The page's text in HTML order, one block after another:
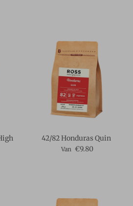
42/82 Honduras Quin
Reguliere prijs
Van €9.80